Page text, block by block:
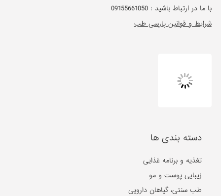
با ما در ارتباط باشید :09155661050
شرایط و قوانین پارسی طب
دسته بندی ها
تغذیه و برنامه غذایی
زیبایی پوست و مو
طب سنتی، گیاهان دارویی